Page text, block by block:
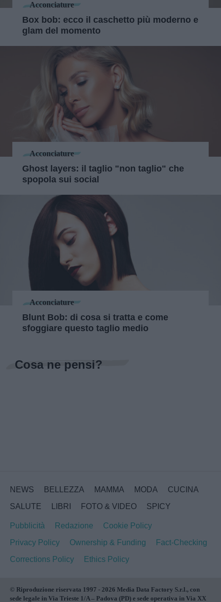
Acconciature
Box bob: ecco il caschetto più moderno e
glam del momento
Acconciature
Ghost layers: il taglio "non taglio" che
spopola sui social
Acconciature
Blunt Bob: di cosa si tratta e come
sfoggiare questo taglio medio
Cosa ne pensi?
NEWS BELLEZZA MAMMA MODA
CUCINA
SALUTE
LIBRI FOTO & VIDEO SPICY
Pubblicità Redazione
Cookie Policy
Privacy Policy
Ownership & Funding
Fact-Checking
Corrections Policy
Ethics Policy
© Riproduzione riservata 1997 - 2026 Media Data Factory S.r.l., con
sede legale in Via Trieste 1/A – Padova (PD) e sede operativa in Via XX